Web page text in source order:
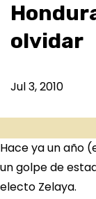
olvidar
Jul 3, 2010
Hace ya un año
un golpe de
electo Zelaya.